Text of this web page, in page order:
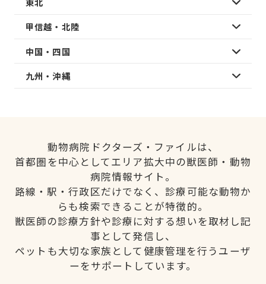
甲信越・北陸
中国・四国
九州・沖縄
動物病院ドクターズ・ファイルは、
首都圏を中心としてエリア拡大中の獣医師・動物
病院情報サイト。
路線・駅・行政区だけでなく、診療可能な動物か
らも検索できることが特徴的。
獣医師の診療方針や診療に対する想いを取材し記
事として発信し、
ペットも大切な家族として健康管理を行うユーザ
ーをサポートしています。